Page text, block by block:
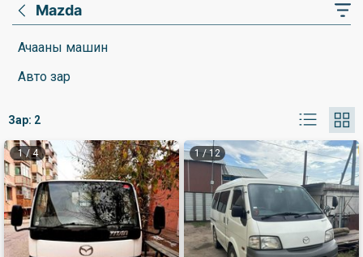
Mazda
Ачааны машин
Авто зар
Зар: 2
1/4 1/12